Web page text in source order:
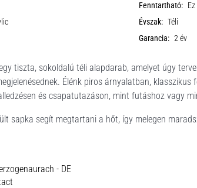
Fenntartható:
Évszak: Téli
Garancia: 2 év
tiszta, sokoldalú téli alapdarab, amelyet úgy
Élénk piros árnyalatban,
és csapatutazáson, mint futáshoz vagy
sapka segít megtartani a hőt, így melegen
- DE